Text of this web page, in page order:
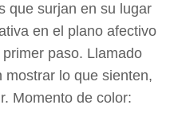
que surjan en su lugar
en el plano afectivo
paso. Llamado
mostrar lo que sienten,
Momento de color: